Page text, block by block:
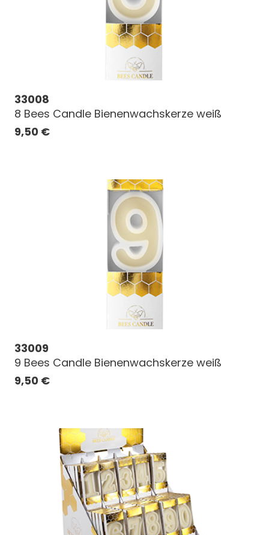
33008
8 Bees Candle Bienenwachskerze weiß
9,50 €
33009
9 Bees Candle Bienenwachskerze weiß
9,50 €